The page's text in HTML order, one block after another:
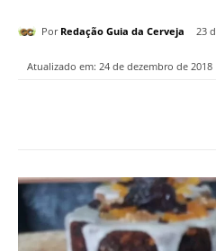
Por Redação Guia da Cerveja 23
Atualizado em: 24 de dezembro de 2018